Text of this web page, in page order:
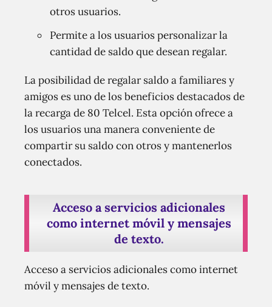
otros usuarios.
Permite a los usuarios personalizar la
cantidad de saldo que desean regalar.
La posibilidad de regalar saldo a familiares y
amigos es uno de los beneficios destacados de
la recarga de 80 Telcel. Esta opción ofrece a
los usuarios una manera conveniente de
compartir su saldo con otros y mantenerlos
conectados.
Acceso a servicios adicionales
como internet móvil y mensajes
de texto.
Acceso a servicios adicionales como internet
móvil y mensajes de texto.